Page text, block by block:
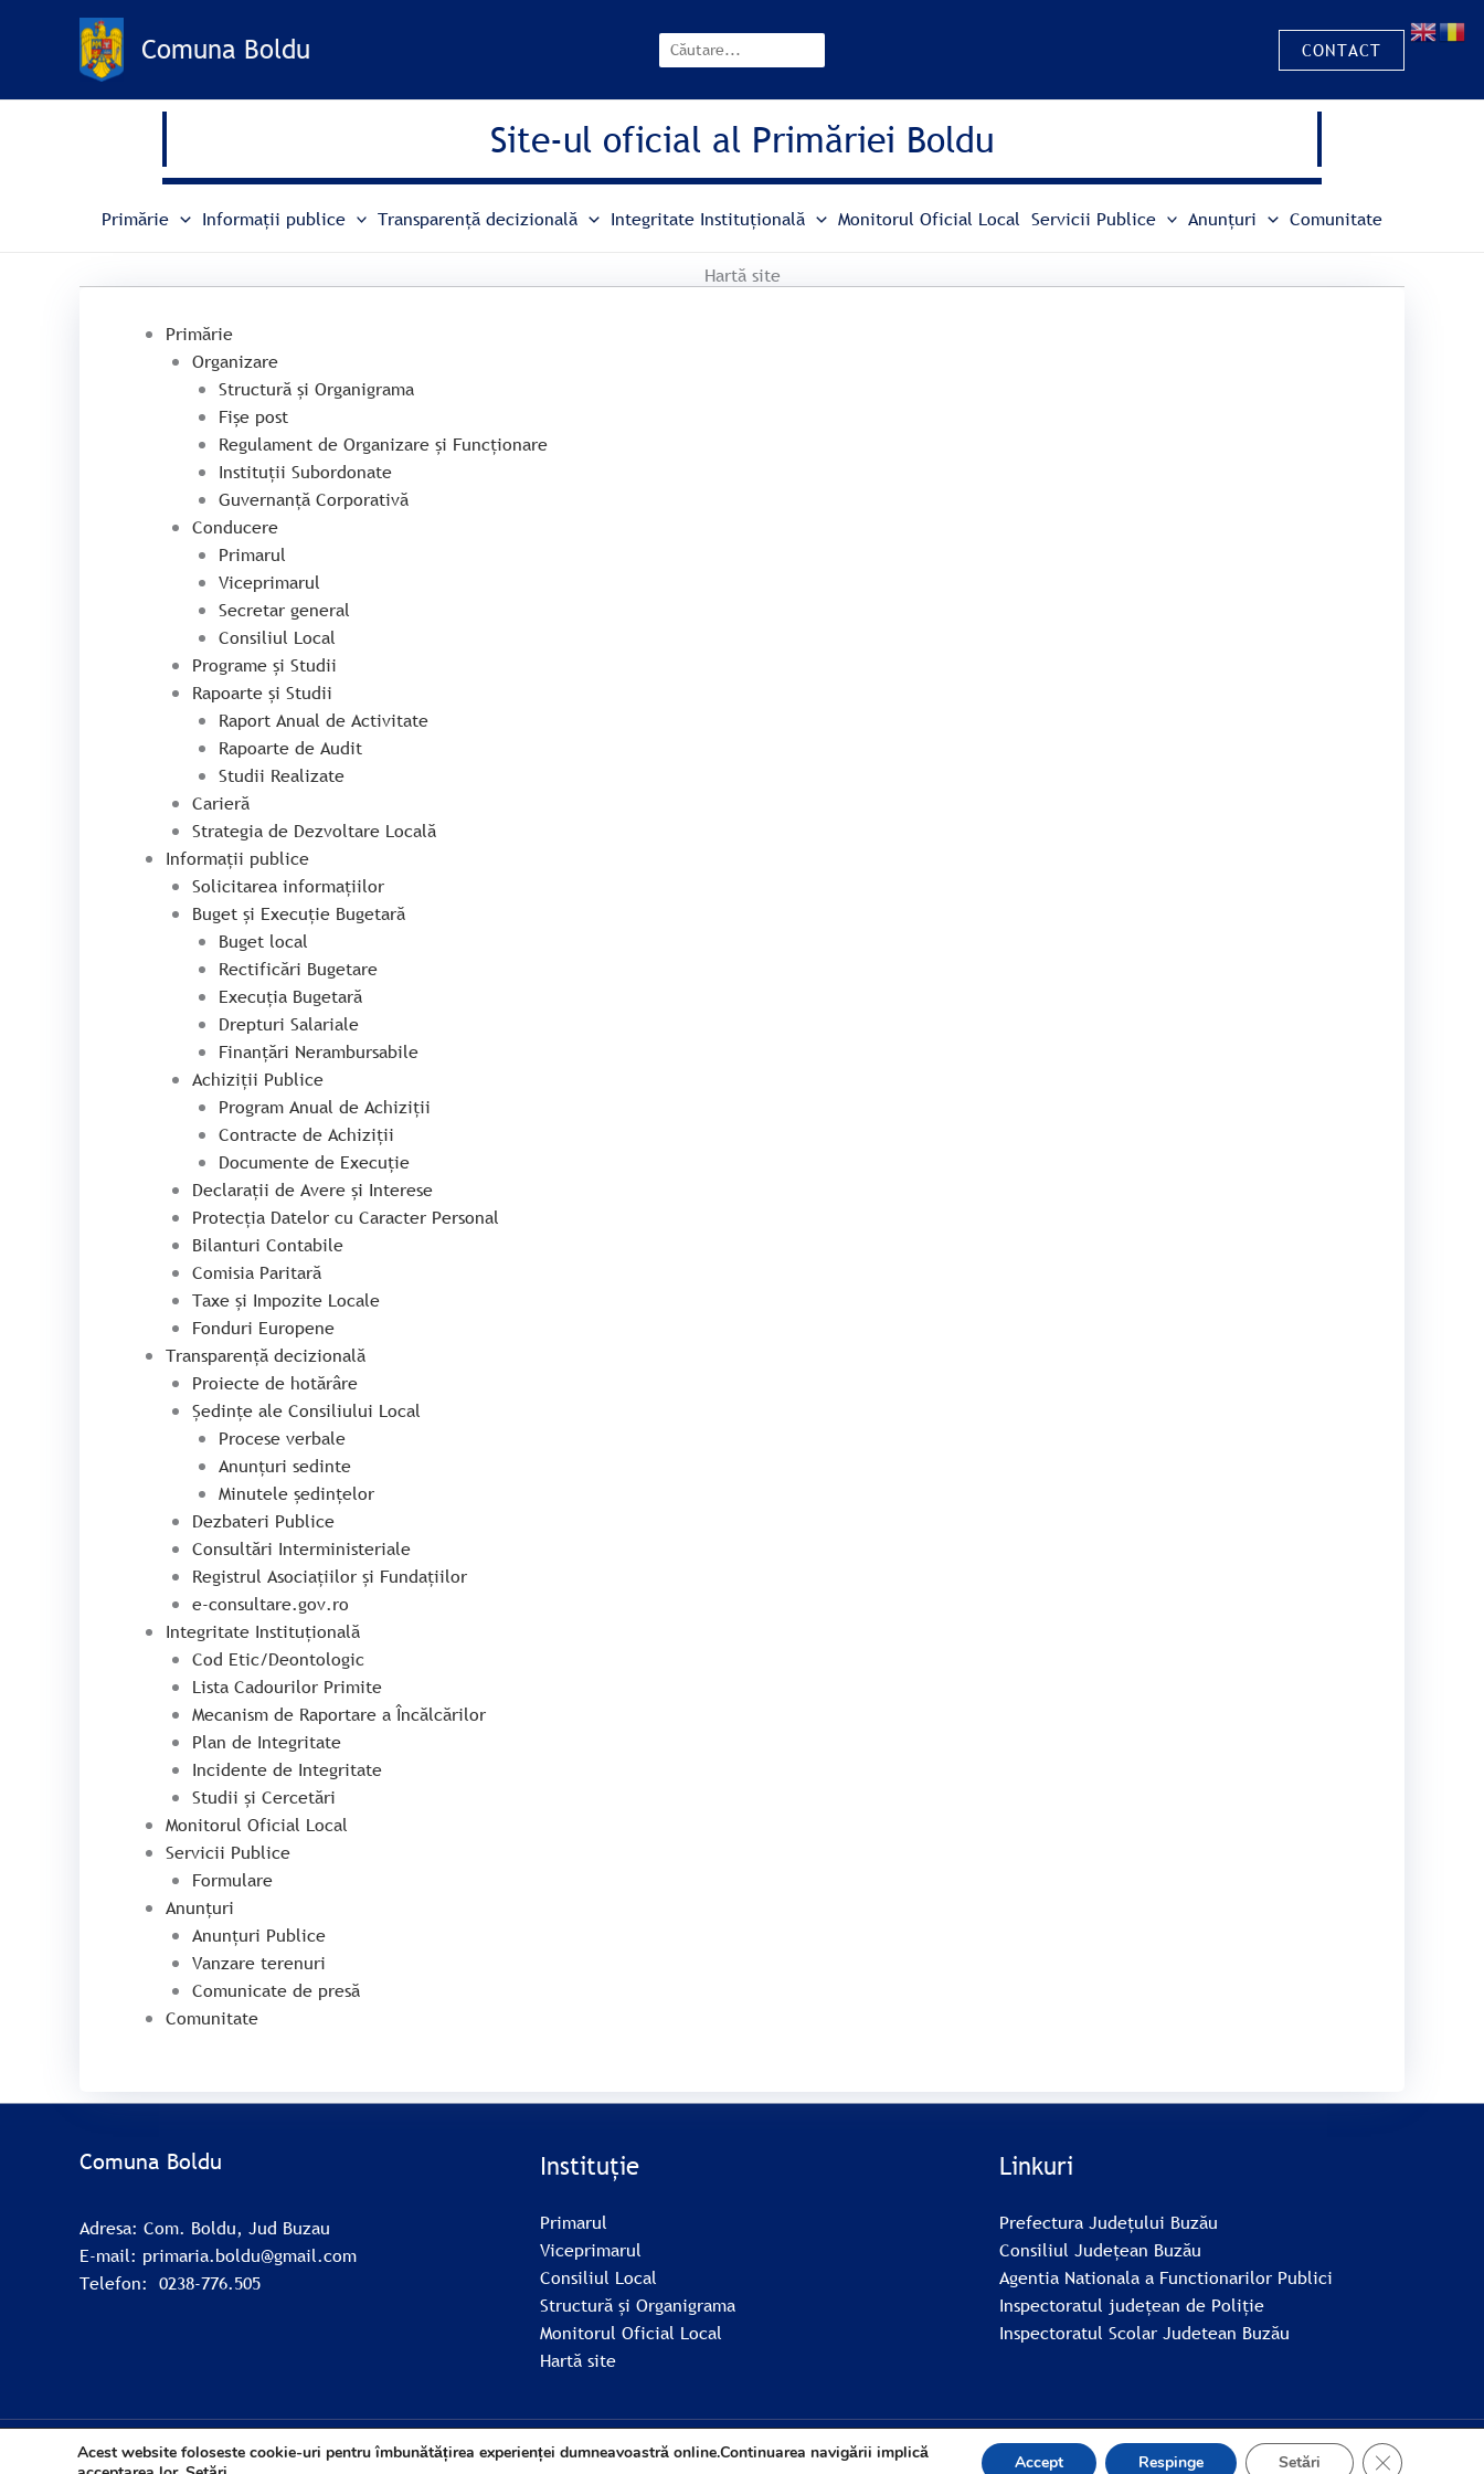
Comuna Boldu CONTACT
Site-ul oficial al Primăriei Boldu
Primărie Informații publice Transparență decizională Integritate Instituțională Monitorul Oficial Local Servicii Publice Anunțuri Comunitate
Hartă site
Primărie
Organizare
Structură și Organigrama
Fișe post
Regulament de Organizare și Funcționare
Instituții Subordonate
Guvernanță Corporativă
Conducere
Primarul
Viceprimarul
Secretar general
Consiliul Local
Programe și Studii
Rapoarte și Studii
Raport Anual de Activitate
Rapoarte de Audit
Studii Realizate
Carieră
Strategia de Dezvoltare Locală
Informații publice
Solicitarea informațiilor
Buget și Execuție Bugetară
Buget local
Rectificări Bugetare
Execuția Bugetară
Drepturi Salariale
Finanțări Nerambursabile
Achiziții Publice
Program Anual de Achiziții
Contracte de Achiziții
Documente de Execuție
Declarații de Avere și Interese
Protecția Datelor cu Caracter Personal
Bilanturi Contabile
Comisia Paritară
Taxe și Impozite Locale
Fonduri Europene
Transparență decizională
Proiecte de hotărâre
Ședințe ale Consiliului Local
Procese verbale
Anunțuri sedinte
Minutele ședințelor
Dezbateri Publice
Consultări Interministeriale
Registrul Asociațiilor și Fundațiilor
e-consultare.gov.ro
Integritate Instituțională
Cod Etic/Deontologic
Lista Cadourilor Primite
Mecanism de Raportare a Încălcărilor
Plan de Integritate
Incidente de Integritate
Studii și Cercetări
Monitorul Oficial Local
Servicii Publice
Formulare
Anunțuri
Anunțuri Publice
Vanzare terenuri
Comunicate de presă
Comunitate
Comuna Boldu
Adresa: Com. Boldu, Jud Buzau
E-mail: primaria.boldu@gmail.com
Telefon: 0238-776.505
Instituție
Primarul
Viceprimarul
Consiliul Local
Structură și Organigrama
Monitorul Oficial Local
Hartă site
Linkuri
Prefectura Județului Buzău
Consiliul Județean Buzău
Agentia Nationala a Functionarilor Publici
Inspectoratul județean de Poliție
Inspectoratul Scolar Judetean Buzău
© Comuna Boldu 2026
Acest website foloseste cookie-uri pentru îmbunătățirea experienței dumneavoastră online.Continuarea navigării implică
Accept Respinge Setări CLOSE